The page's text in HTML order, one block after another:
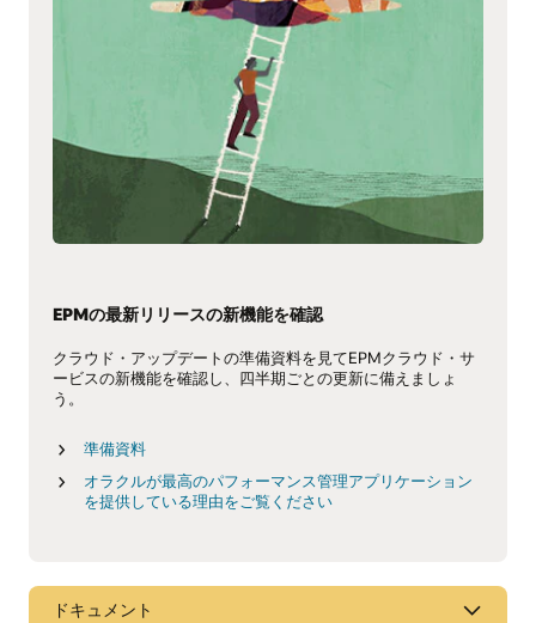
EPMの最新リリースの新機能を確認
クラウド・アップデートの準備資料を見てEPMクラウド・サ
ービスの新機能を確認し、四半期ごとの更新に備えましょ
う。
準備資料
オラクルが最高のパフォーマンス管理アプリケーション
を提供している理由をご覧ください
ドキュメント